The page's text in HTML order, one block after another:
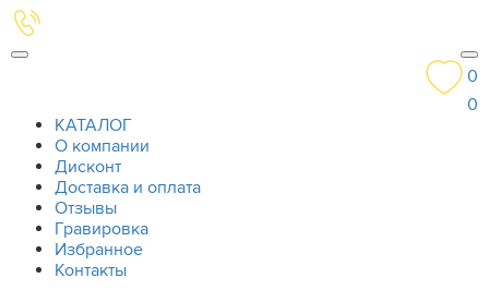
0
0
КАТАЛОГ
О компании
Дисконт
Доставка и оплата
Отзывы
Гравировка
Избранное
Контакты